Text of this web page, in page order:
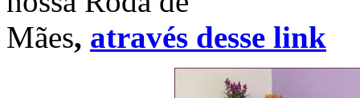
Mães, através desse link